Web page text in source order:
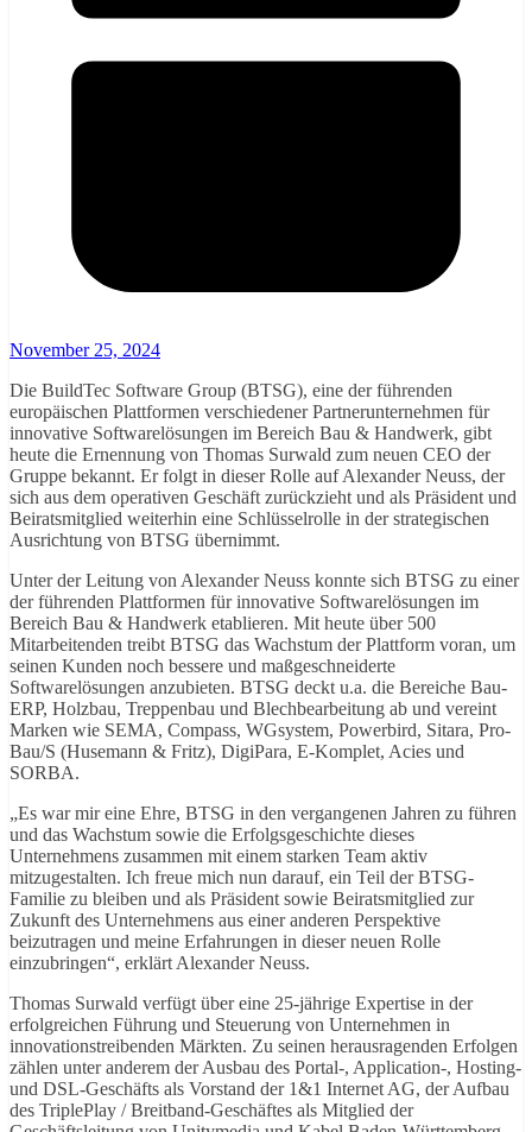
November 25, 2024
Die BuildTec Software Group (BTSG), eine der führenden
europäischen Plattformen verschiedener Partnerunternehmen für
innovative Softwarelösungen im Bereich Bau & Handwerk, gibt
heute die Ernennung von Thomas Surwald zum neuen CEO der
Gruppe bekannt. Er folgt in dieser Rolle auf Alexander Neuss, der
sich aus dem operativen Geschäft zurückzieht und als Präsident und
Beiratsmitglied weiterhin eine Schlüsselrolle in der strategischen
Ausrichtung von BTSG übernimmt.
Unter der Leitung von Alexander Neuss konnte sich BTSG zu einer
der führenden Plattformen für innovative Softwarelösungen im
Bereich Bau & Handwerk etablieren. Mit heute über 500
Mitarbeitenden treibt BTSG das Wachstum der Plattform voran, um
seinen Kunden noch bessere und maßgeschneiderte
Softwarelösungen anzubieten. BTSG deckt u.a. die Bereiche Bau-
ERP, Holzbau, Treppenbau und Blechbearbeitung ab und vereint
Marken wie SEMA, Compass, WGsystem, Powerbird, Sitara, Pro-
Bau/S (Husemann & Fritz), DigiPara, E-Komplet, Acies und
SORBA.
„Es war mir eine Ehre, BTSG in den vergangenen Jahren zu führen
und das Wachstum sowie die Erfolgsgeschichte dieses
Unternehmens zusammen mit einem starken Team aktiv
mitzugestalten. Ich freue mich nun darauf, ein Teil der BTSG-
Familie zu bleiben und als Präsident sowie Beiratsmitglied zur
Zukunft des Unternehmens aus einer anderen Perspektive
beizutragen und meine Erfahrungen in dieser neuen Rolle
einzubringen“, erklärt Alexander Neuss.
Thomas Surwald verfügt über eine 25-jährige Expertise in der
erfolgreichen Führung und Steuerung von Unternehmen in
innovationstreibenden Märkten. Zu seinen herausragenden Erfolgen
zählen unter anderem der Ausbau des Portal-, Application-, Hosting-
und DSL-Geschäfts als Vorstand der 1&1 Internet AG, der Aufbau
des TriplePlay / Breitband-Geschäftes als Mitglied der